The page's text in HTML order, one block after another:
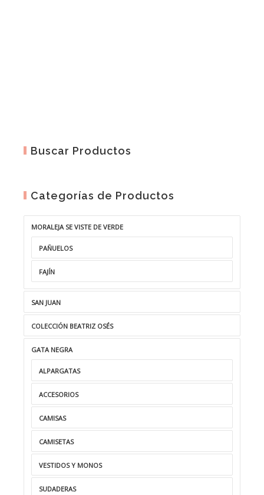
Buscar Productos
Categorías de Productos
MORALEJA SE VISTE DE VERDE
PAÑUELOS
FAJÍN
SAN JUAN
COLECCIÓN BEATRIZ OSÉS
GATA NEGRA
ALPARGATAS
ACCESORIOS
CAMISAS
CAMISETAS
VESTIDOS Y MONOS
SUDADERAS